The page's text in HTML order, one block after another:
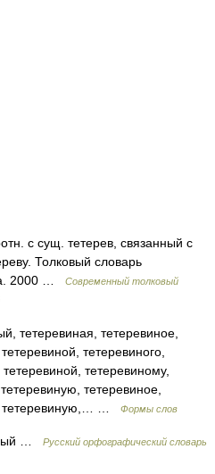
с сущ. тетерев, связанный с
Толковый словарь
2000 …
Современный толковый
тетеревиная, тетеревиное,
тетеревиного,
тетеревиному,
тетеревиное,
тетеревиную,… …
Формы слов
… Русский орфографический словарь